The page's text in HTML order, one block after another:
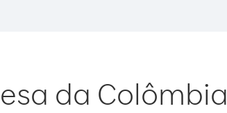
da Colômbia